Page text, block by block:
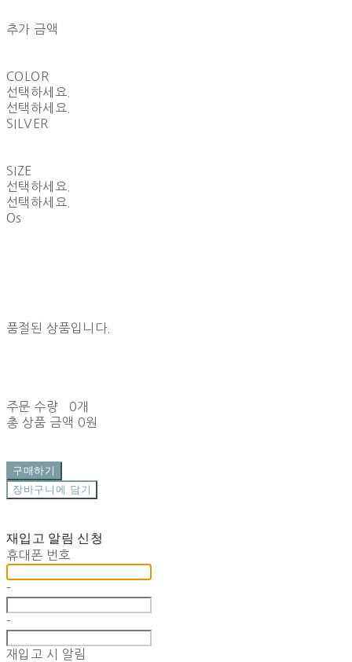
추가 금액
COLOR
선택하세요.
선택하세요.
SILVER
SIZE
선택하세요.
선택하세요.
Os
품절된 상품입니다.
주문 수량
0개
총 상품 금액 0원
구매하기
장바구니에 담기
재입고 알림 신청
휴대폰 번호
-
-
재입고 시 알림